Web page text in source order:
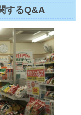
するQ&A